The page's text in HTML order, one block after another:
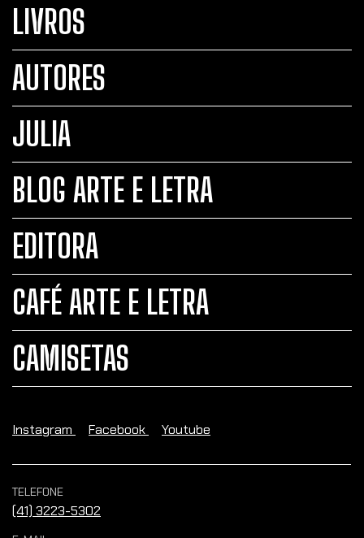
LIVROS
AUTORES
JULIA
BLOG ARTE E LETRA
EDITORA
CAFÉ ARTE E LETRA
CAMISETAS
Instagram Facebook Youtube
TELEFONE
(41) 3223-5302